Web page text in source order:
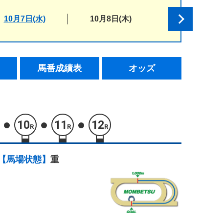
10月7日(水) 10月8日(木)
馬番成績表 オッズ
10R 11 R 12R
【馬場状態】 重